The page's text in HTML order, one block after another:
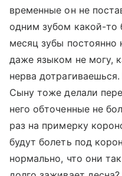
временные он не
одним зубом какой-то
месяц зубы постоянно
даже языком не могу,
нерва
Сыну тоже делали
него обточенные не
раз на примерку
будут болеть под
нормально, что они